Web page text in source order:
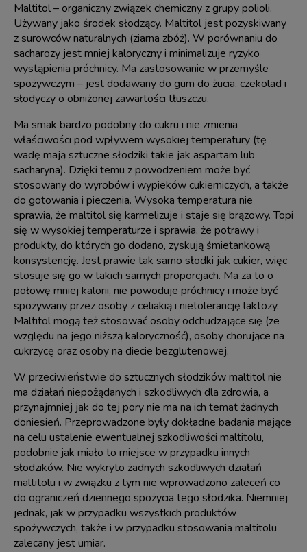
Maltitol – organiczny związek chemiczny z grupy polioli.
Używany jako środek słodzący. Maltitol jest pozyskiwany
z surowców naturalnych (ziarna zbóż). W porównaniu do
sacharozy jest mniej kaloryczny i minimalizuje ryzyko
wystąpienia próchnicy. Ma zastosowanie w przemyśle
spożywczym – jest dodawany do gum do żucia, czekolad i
słodyczy o obniżonej zawartości tłuszczu.
Ma smak bardzo podobny do cukru i nie zmienia
właściwości pod wpływem wysokiej temperatury (tę
wadę mają sztuczne słodziki takie jak aspartam lub
sacharyna). Dzięki temu z powodzeniem może być
stosowany do wyrobów i wypieków cukierniczych, a także
do gotowania i pieczenia. Wysoka temperatura nie
sprawia, że maltitol się karmelizuje i staje się brązowy. Topi
się w wysokiej temperaturze i sprawia, że potrawy i
produkty, do których go dodano, zyskują śmietankową
konsystencję. Jest prawie tak samo słodki jak cukier, więc
stosuje się go w takich samych proporcjach. Ma za to o
połowę mniej kalorii, nie powoduje próchnicy i może być
spożywany przez osoby z celiakią i nietolerancję laktozy.
Maltitol mogą też stosować osoby odchudzające się (ze
względu na jego niższą kaloryczność), osoby chorujące na
cukrzycę oraz osoby na diecie bezglutenowej.
W przeciwieństwie do sztucznych słodzików maltitol nie
ma działań niepożądanych i szkodliwych dla zdrowia, a
przynajmniej jak do tej pory nie ma na ich temat żadnych
doniesień. Przeprowadzone były dokładne badania mające
na celu ustalenie ewentualnej szkodliwości maltitolu,
podobnie jak miało to miejsce w przypadku innych
słodzików. Nie wykryto żadnych szkodliwych działań
maltitolu i w związku z tym nie wprowadzono zaleceń co
do ograniczeń dziennego spożycia tego słodzika. Niemniej
jednak, jak w przypadku wszystkich produktów
spożywczych, także i w przypadku stosowania maltitolu
zalecany jest umiar.